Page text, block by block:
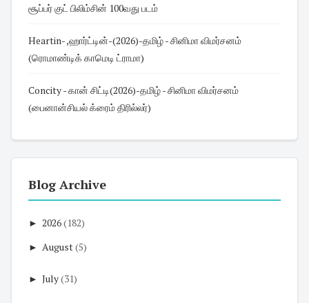
சூப்பர் குட் பிலிம்சின் 100வது படம்
Heartin- ,ஹார்ட்டின்-(2026)-தமிழ் - சினிமா விமர்சனம்
(ரொமாண்டிக் காமெடி ட்ராமா)
Concity - கான் சிட்டி(2026)-தமிழ் - சினிமா விமர்சனம்
(பைனான்சியல் க்ரைம் திரில்லர்)
Blog Archive
► 2026(182)
► August(5)
► July(31)